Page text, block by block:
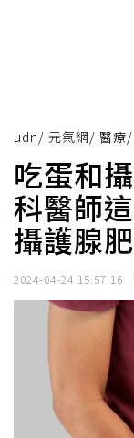
udn/ 元氣網/ 醫療/
吃蛋和
科醫師
攝護腺
2024-04-24 15:57:16